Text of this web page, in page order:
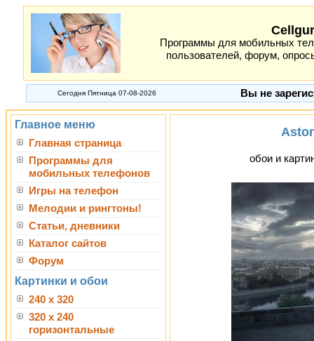
Программы для мобильных
пользователей, форум,
Сегодня Пятница 07-08-2026 Вы не
Главное меню
Главная страница
Программы для
мобильных телефонов
Игры на телефон
Мелодии и рингтоны!
Статьи, дневники
Каталог сайтов
Форум
Картинки и обои
240 x 320
320 x 240
горизонтальные
обои и